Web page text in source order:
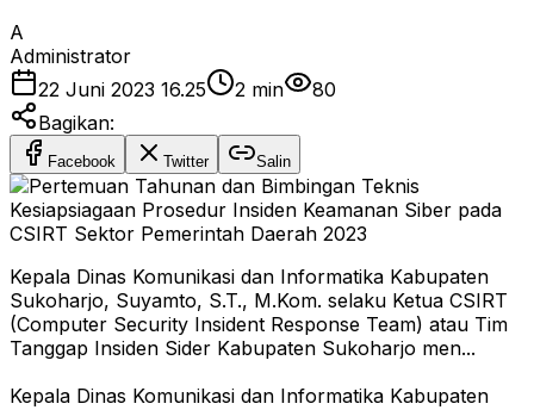
A
Administrator
22 Juni 2023 16.25
2 min
80
Bagikan:
Facebook Twitter Salin
Kepala Dinas Komunikasi dan Informatika Kabupaten
Sukoharjo, Suyamto, S.T., M.Kom. selaku Ketua CSIRT
(Computer Security Insident Response Team) atau Tim
Tanggap Insiden Sider Kabupaten Sukoharjo men...
Kepala Dinas Komunikasi dan Informatika Kabupaten